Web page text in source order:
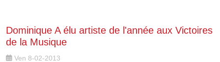
Dominique A élu artiste de l'année aux Victoires
de la Musique
Ven 8-02-2013